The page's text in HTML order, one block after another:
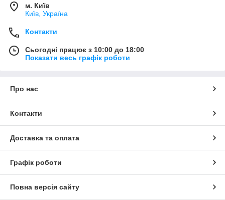
м. Київ
Київ, Україна
Контакти
Сьогодні працює з 10:00 до 18:00
Показати весь графік роботи
Про нас
Контакти
Доставка та оплата
Графік роботи
Повна версія сайту